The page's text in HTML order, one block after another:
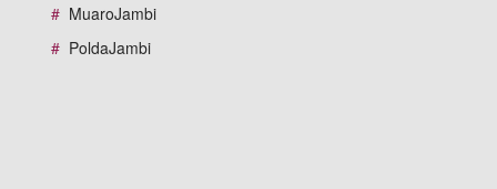
MuaroJambi
PoldaJambi